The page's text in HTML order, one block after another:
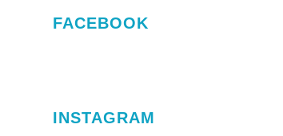
FACEBOOK
INSTAGRAM